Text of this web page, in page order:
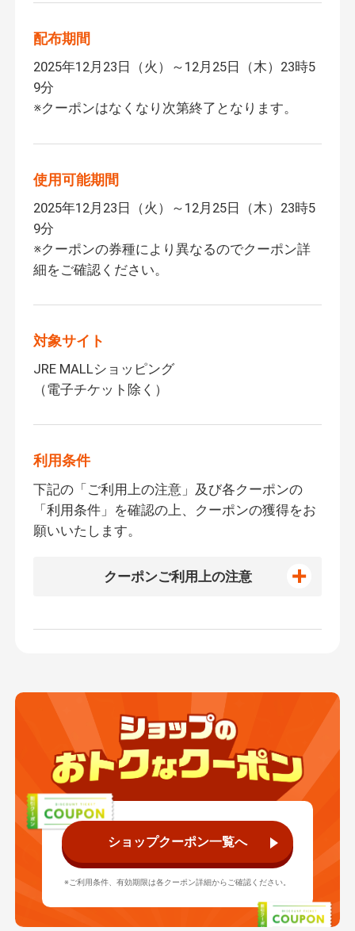
配布期間
2025年12月23日（火）～12月25日（木）23時5
9分
※クーポンはなくなり次第終了となります。
使用可能期間
2025年12月23日（火）～12月25日（木）23時5
9分
※クーポンの券種により異なるのでクーポン詳
細をご確認ください。
対象サイト
JRE MALLショッピング
（電子チケット除く）
利用条件
下記の「ご利用上の注意」及び各クーポンの
「利用条件」を確認の上、クーポンの獲得をお
願いいたします。
クーポンご利用上の注意
す。
※本クーポンは、1注文につき1枚のみ利用可能
です。他クーポンとの併用はできません。
※クーポンを獲得されても利用枚数の上限に達
した場合、対象期間中であってもご利用でき
なくなりますので、ご了承ください。
※各クーポンの利用条件金額は1注文の商品合計
金額となります。
※本クーポンの利用は、利用期限内に注文完了
ショップクーポン一覧へ
※ご利用条件、有効期限は各クーポン詳細からご確認ください。